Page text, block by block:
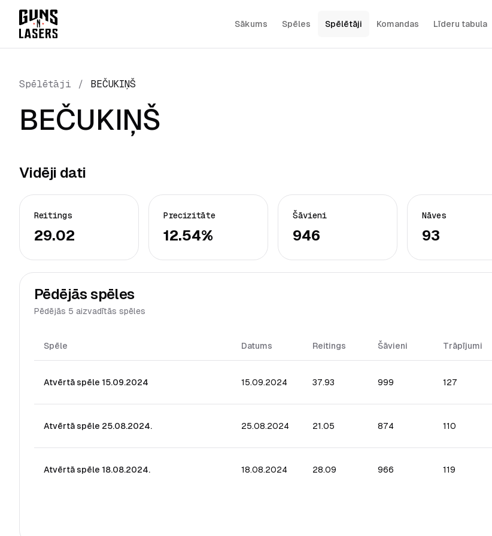
Sākums Spēles Spēlētāji Komandas Līderu tabula
Spēlētāji / BEČUKIŅŠ
BEČUKIŅŠ
Vidēji dati
Reitings
29.02
Precizitāte
12.54%
Šāvieni
946
Nāves
93
Pēdējās spēles
Pēdējās 5 aizvadītās spēles
Spēle Datums Reitings Šāvieni Trāpījumi
Atvērtā spēle 15.09.2024 15.09.2024 37.93 999 127
Atvērtā spēle 25.08.2024. 25.08.2024 21.05 874 110
Atvērtā spēle 18.08.2024. 18.08.2024 28.09 966 119